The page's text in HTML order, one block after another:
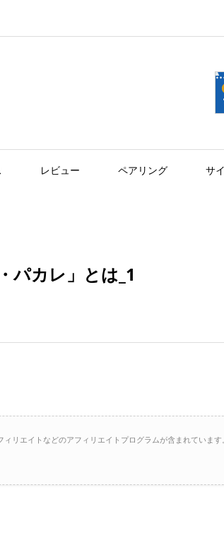
レビュー ペアリング サ
パカレ」とは_1
リエイトなどのアフィリエイトプログラムが含まれていま